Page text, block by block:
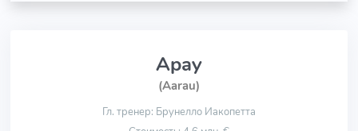
Арау
(Aarau)
Гл. тренер: Брунелло Иакопетта